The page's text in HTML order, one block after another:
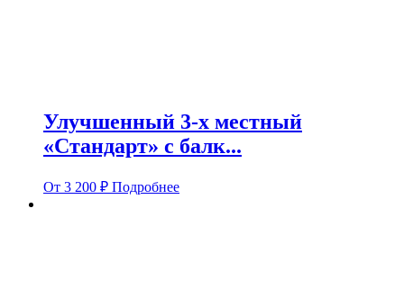
Улучшенный 3-х местный
«Стандарт» с балк...
От 3 200 ₽ Подробнее